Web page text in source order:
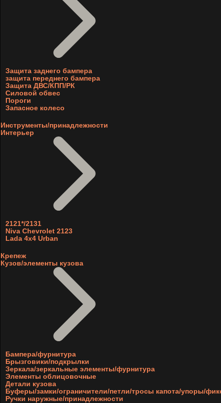
Защита заднего бампера
защита переднего бампера
Защита ДВС/КПП/РК
Силовой обвес
Пороги
Запасное колесо
Инструменты/принадлежности
Интерьер
2121*/2131
Niva Chevrolet 2123
Lada 4x4 Urban
Крепеж
Кузов/элементы кузова
Бампера/фурнитура
Брызговики/подкрылки
Зеркала/зеркальные элементы/фурнитура
Элементы облицовочные
Детали кузова
Буферы/замки/ограничители/петли/тросы капота/упоры/
Ручки наружные/принадлежности